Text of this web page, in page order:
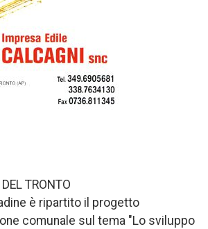
TRONTO
è ripartito il progetto
comunale sul tema "Lo sviluppo